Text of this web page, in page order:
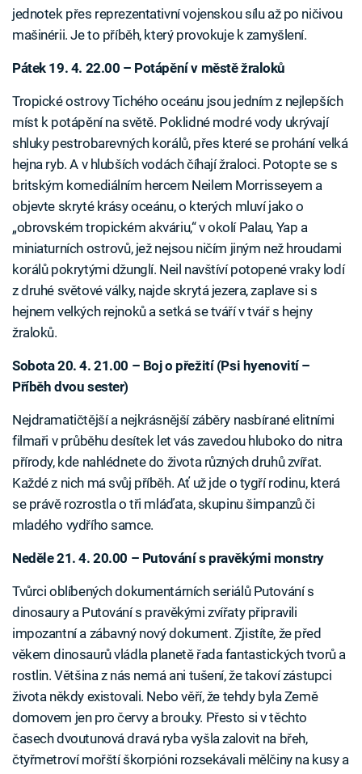
jednotek přes reprezentativní vojenskou sílu až po ničivou
mašinérii. Je to příběh, který provokuje k zamyšlení.
Pátek 19. 4. 22.00 – Potápění v městě žraloků
Tropické ostrovy Tichého oceánu jsou jedním z nejlepších
míst k potápění na světě. Poklidné modré vody ukrývají
shluky pestrobarevných korálů, přes které se prohání velká
hejna ryb. A v hlubších vodách číhají žraloci. Potopte se s
britským komediálním hercem Neilem Morrisseyem a
objevte skryté krásy oceánu, o kterých mluví jako o
„obrovském tropickém akváriu,“ v okolí Palau, Yap a
miniaturních ostrovů, jež nejsou ničím jiným než hroudami
korálů pokrytými džunglí. Neil navštíví potopené vraky lodí
z druhé světové války, najde skrytá jezera, zaplave si s
hejnem velkých rejnoků a setká se tváří v tvář s hejny
žraloků.
Sobota 20. 4. 21.00 – Boj o přežití (Psi hyenovití –
Příběh dvou sester)
Nejdramatičtější a nejkrásnější záběry nasbírané elitními
filmaři v průběhu desítek let vás zavedou hluboko do nitra
přírody, kde nahlédnete do života různých druhů zvířat.
Každé z nich má svůj příběh. Ať už jde o tygří rodinu, která
se právě rozrostla o tři mláďata, skupinu šimpanzů či
mladého vydřího samce.
Neděle 21. 4. 20.00 – Putování s pravěkými monstry
Tvůrci oblíbených dokumentárních seriálů Putování s
dinosaury a Putování s pravěkými zvířaty připravili
impozantní a zábavný nový dokument. Zjistíte, že před
věkem dinosaurů vládla planetě řada fantastických tvorů a
rostlin. Většina z nás nemá ani tušení, že takoví zástupci
života někdy existovali. Nebo věří, že tehdy byla Země
domovem jen pro červy a brouky. Přesto si v těchto
časech dvoutunová dravá ryba vyšla zalovit na břeh,
čtyřmetroví mořští škorpióni rozsekávali mělčiny na kusy a